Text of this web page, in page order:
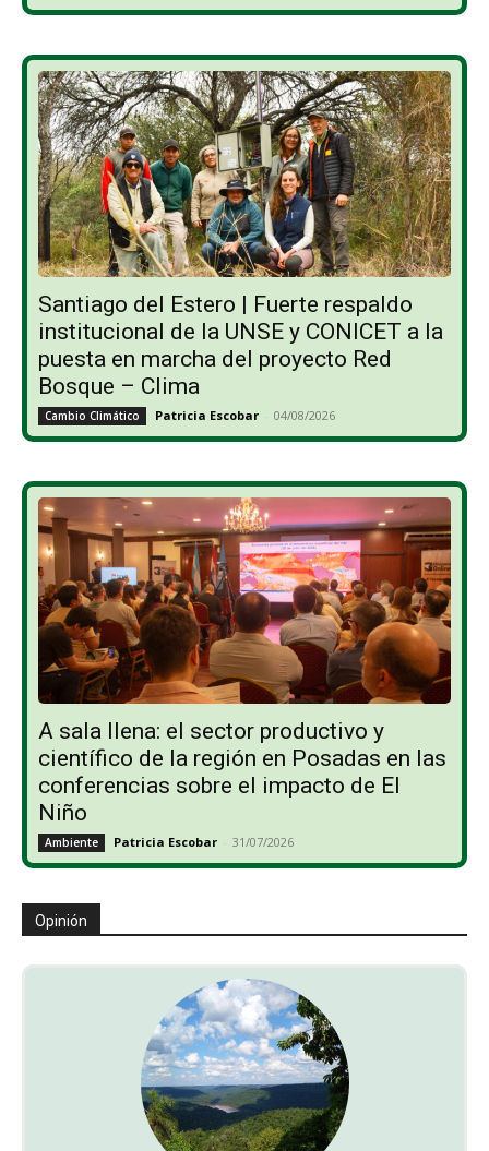
Santiago del Estero | Fuerte respaldo
institucional de la UNSE y CONICET a la
puesta en marcha del proyecto Red
Bosque – Clima
Cambio Climático Patricia Escobar - 04/08/2026
A sala llena: el sector productivo y
científico de la región en Posadas en las
conferencias sobre el impacto de El
Niño
Ambiente Patricia Escobar - 31/07/2026
Opinión